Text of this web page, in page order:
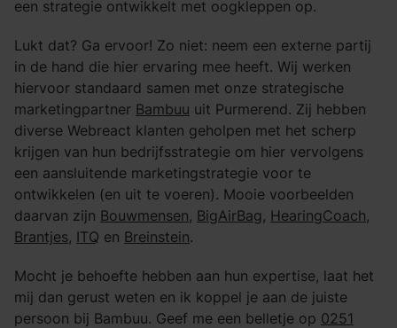
een strategie ontwikkelt met oogkleppen op.
Lukt dat? Ga ervoor! Zo niet: neem een externe partij
in de hand die hier ervaring mee heeft. Wij werken
hiervoor standaard samen met onze strategische
marketingpartner Bambuu uit Purmerend. Zij hebben
diverse Webreact klanten geholpen met het scherp
krijgen van hun bedrijfsstrategie om hier vervolgens
een aansluitende marketingstrategie voor te
ontwikkelen (en uit te voeren). Mooie voorbeelden
daarvan zijn Bouwmensen, BigAirBag, HearingCoach,
Brantjes, ITQ en Breinstein.
Mocht je behoefte hebben aan hun expertise, laat het
mij dan gerust weten en ik koppel je aan de juiste
persoon bij Bambuu. Geef me een belletje op 0251